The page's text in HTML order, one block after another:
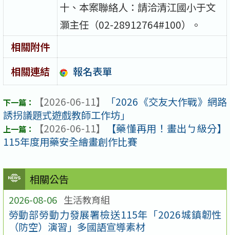
相關公告
2026-08-06 生活教育組
勞動部勞動力發展署檢送115年「2026城鎮韌性
（防空）演習」多國語宣導素材
十、本案聯絡人：請洽清江國小于文
灝主任（02-28912764#100）。
相關附件
相關連結
報名表單
【2026-06-11】
「2026《交友大作戰》網路
誘拐議題式遊戲教師工作坊」
【2026-06-11】
【藥懂再用！畫出ㄅ級分】
115年度用藥安全繪畫創作比賽